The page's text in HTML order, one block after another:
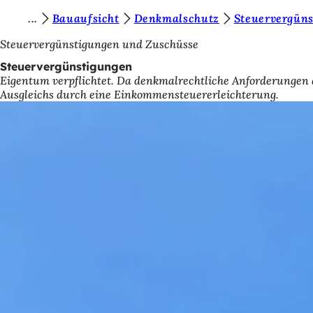
Inhalt anspringen
i
e
b
e
Bauaufsicht Denkmalschutz
Steuervergünstigungen und Zuschüsse
Steuervergünstigungen
Eigentum verpflichtet. Da denkmalrechtliche
Ausgleichs durch eine Einkommensteuererleichterung.